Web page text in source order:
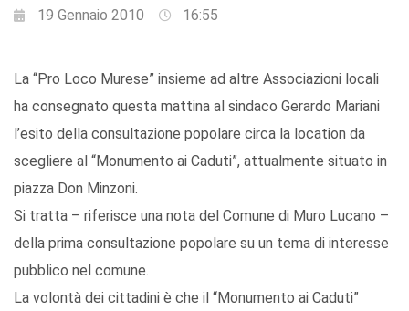
19 Gennaio 2010 16:55
La “Pro Loco Murese” insieme ad altre Associazioni locali
ha consegnato questa mattina al sindaco Gerardo Mariani
l’esito della consultazione popolare circa la location da
scegliere al “Monumento ai Caduti”, attualmente situato in
piazza Don Minzoni.
Si tratta – riferisce una nota del Comune di Muro Lucano –
della prima consultazione popolare su un tema di interesse
pubblico nel comune.
La volontà dei cittadini è che il “Monumento ai Caduti”